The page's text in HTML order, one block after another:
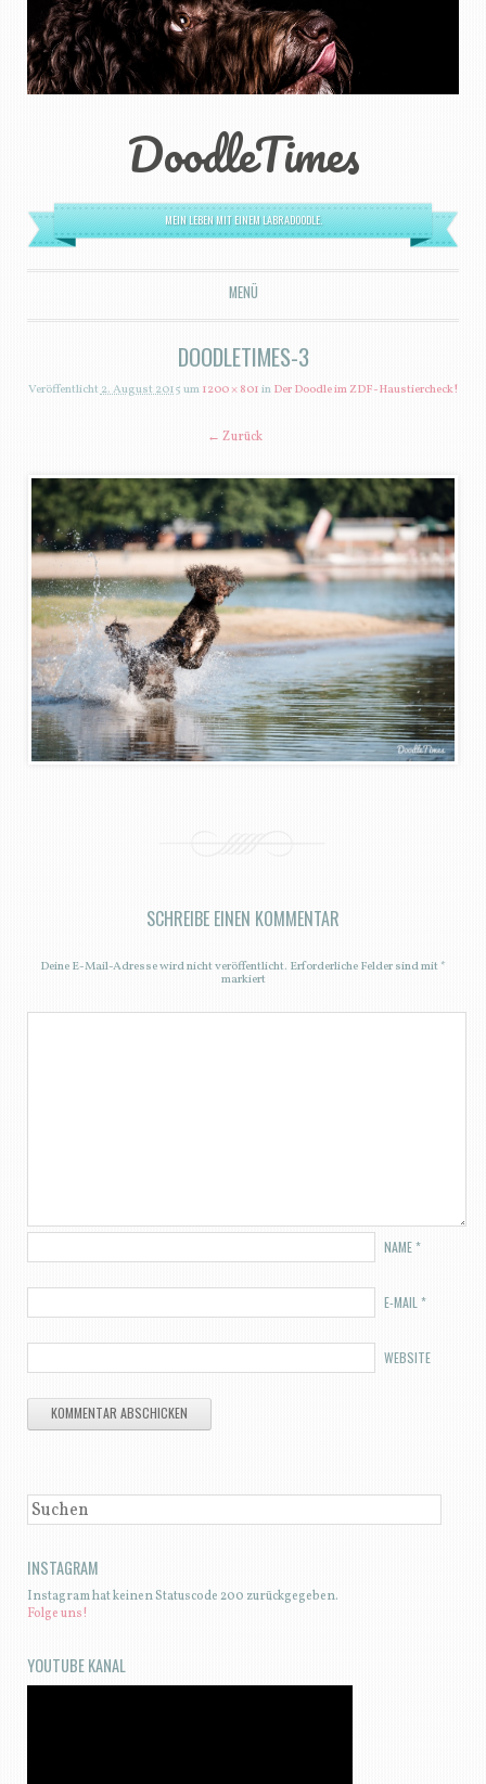
DoodleTimes
MEIN LEBEN MIT EINEM LABRADOODLE.
MENÜ
ZUM INHALT SPRINGEN
DOODLETIMES-3
Veröffentlicht2. August 2015um1200 × 801inDer Doodle im ZDF-Haustiercheck!
← Zurück
SCHREIBE EINEN KOMMENTAR
Deine E-Mail-Adresse wird nicht veröffentlicht. Erforderliche Felder sind mit*
markiert
NAME*
E-MAIL *
WEBSITE
SUCHEN
INSTAGRAM
Instagram hat keinen Statuscode 200 zurückgegeben.
Folge uns!
YOUTUBE KANAL